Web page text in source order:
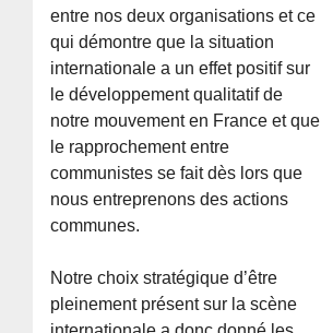
entre nos deux organisations et ce
qui démontre que la situation
internationale a un effet positif sur
le développement qualitatif de
notre mouvement en France et que
le rapprochement entre
communistes se fait dès lors que
nous entreprenons des actions
communes.
Notre choix stratégique d’être
pleinement présent sur la scène